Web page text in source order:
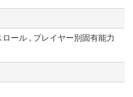
ール , プレイヤー別固有能力